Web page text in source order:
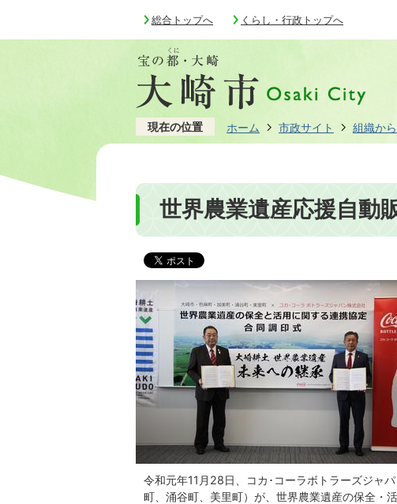
総合トップへ くらし・行政トップへ
現在の位置 ホーム 市政サイト 組織か
世界農業遺産応援自動
令和元年11月28日、コカ･コーラボトラーズジャ
町、涌谷町、美里町）が、世界農業遺産の保全・